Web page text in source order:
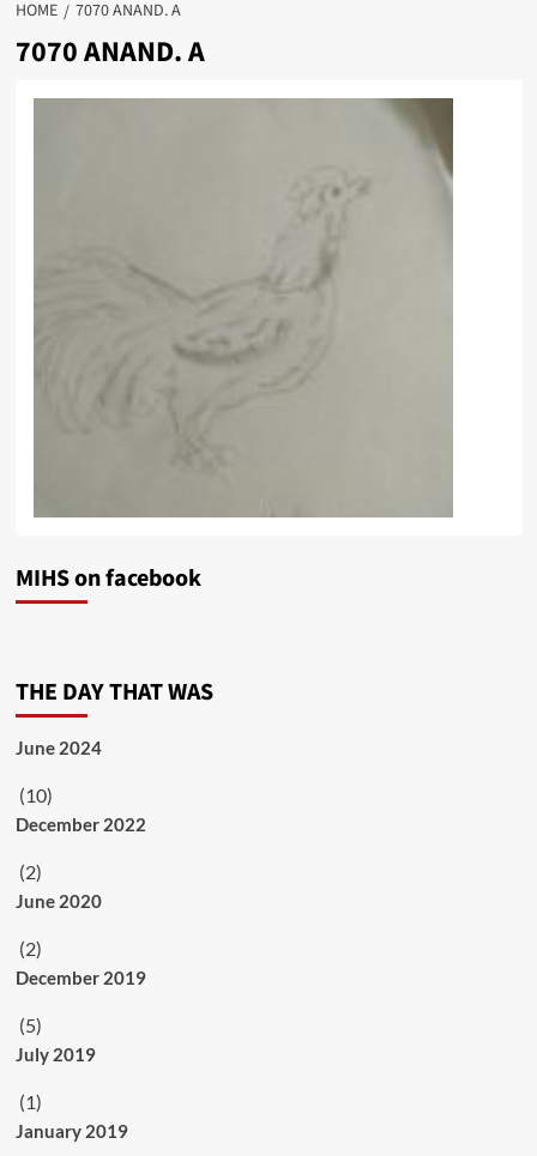
HOME 7070 ANAND. A
7070 ANAND. A
MIHS on facebook
THE DAY THAT WAS
June 2024
(10)
December 2022
(2)
June 2020
(2)
December 2019
(5)
July 2019
(1)
January 2019